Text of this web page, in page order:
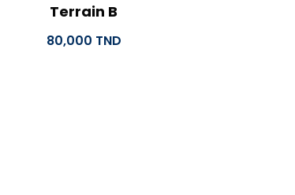
Terrain B
80,000 TND